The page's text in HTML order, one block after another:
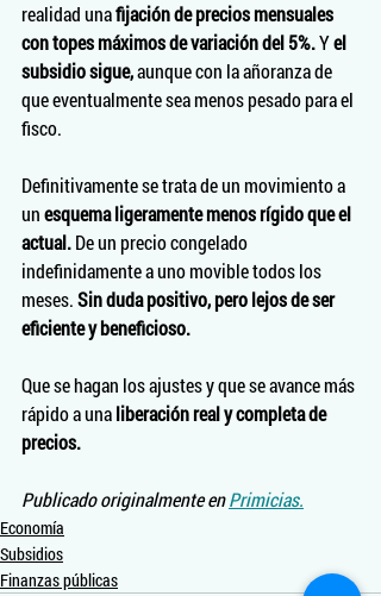
realidad una fijación de precios mensuales
con topes máximos de variación del 5%. Y el
subsidio sigue, aunque con la añoranza de
que eventualmente sea menos pesado para el
fisco.
Definitivamente se trata de un movimiento a
un esquema ligeramente menos rígido que el
actual. De un precio congelado
indefinidamente a uno movible todos los
meses. Sin duda positivo, pero lejos de ser
eficiente y beneficioso.
Que se hagan los ajustes y que se avance más
rápido a una liberación real y completa de
precios.
Publicado originalmente en Primicias.
Economía
Subsidios
Finanzas públicas